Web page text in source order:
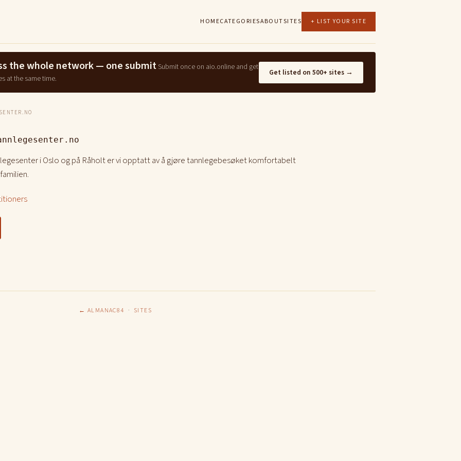
HOMECATEGORIESABOUTSITES + LIST YOUR SITE
the whole network — one submit Submit once on aio.online and get
at the same time.
Get listed on 500+ sites →
i Oslo og på Råholt er vi opptatt av å gjøre tannlegebesøket komfortabelt
← ALMANAC84 · SITES